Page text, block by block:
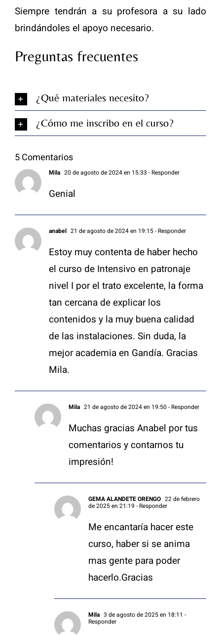
Siempre tendrán a su profesora a su lado
brindándoles el apoyo necesario.
Preguntas frecuentes
¿Qué materiales necesito?
¿Cómo me inscribo en el curso?
5 Comentarios
Mila 20 de agosto de 2024 en 15:33 - Responder
Genial
anabel 21 de agosto de 2024 en 19:15- Responder
Estoy muy contenta de haber hecho
el curso de Intensivo en patronaje
nivel I por el trato excelente, la forma
tan cercana de explicar los
contenidos y la muy buena calidad
de las instalaciones. Sin duda, la
mejor academia en Gandía. Gracias
Mila.
Mila 21 de agosto de 2024 en 19:50 - Responder
Muchas gracias Anabel por tus
comentarios y contarnos tu
impresión!
GEMA ALANDETE ORENGO 22 de febrero
de 2025 en 21:19 - Responder
Me encantaría hacer este
curso, haber si se anima
mas gente para poder
hacerlo.Gracias
Mila 3 de agosto de 2025 en 18:11 -
Responder